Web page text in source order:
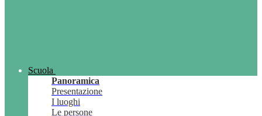
Scuola
Panoramica
Presentazione
I luoghi
Le persone